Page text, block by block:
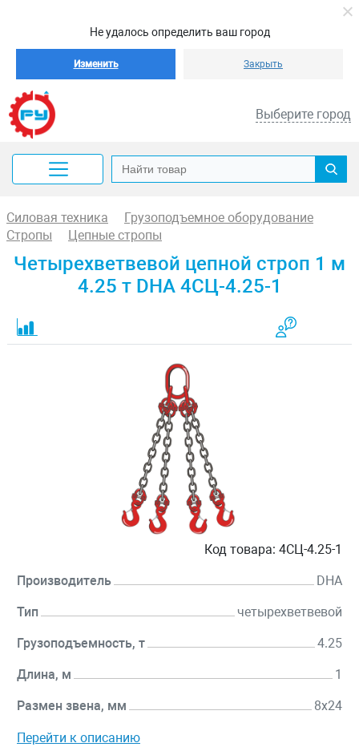
Не удалось определить ваш город
Изменить Закрыть
Выберите город
Силовая техника
Грузоподъемное оборудование
Стропы
Цепные стропы
Четырехветвевой цепной строп 1 м
4.25 т DHA 4СЦ-4.25-1
Код товара: 4СЦ-4.25-1
Производитель DHA
Тип четырехветвевой
Грузоподъемность, т 4.25
Длина, м 1
Размен звена, мм 8х24
Перейти к описанию